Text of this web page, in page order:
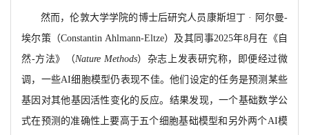
然而，伦敦大学学院的博士后研究人员康斯坦丁 · 阿尔曼-
埃尔策（Constantin Ahlmann-Eltze）及其同事2025年8月在《自
然-方法》（Nature Methods）杂志上发表研究称，即便经过微
调，一些AI细胞模型仍表现不佳。他们设定的任务是预测某些
基因对其他基因活性变化的反应。结果发现，一个基础数学公
式在预测的准确性上要高于五个细胞基础模型和另外两个AI模